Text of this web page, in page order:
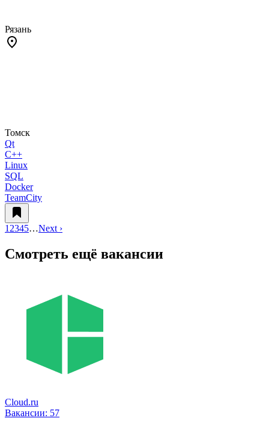
Рязань
Томск
Qt
C++
Linux
SQL
Docker
TeamCity
1 2345…Next ›
Смотреть ещё вакансии
Cloud.ru
Вакансии: 57